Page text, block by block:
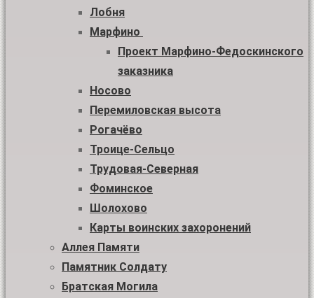
Лобня
Марфино
Проект Марфино-Федоскинского
заказника
Носово
Перемиловская высота
Рогачёво
Троице-Сельцо
Трудовая-Северная
Фоминское
Шолохово
Карты воинских захоронений
Аллея Памяти
Памятник Солдату
Братская Могила